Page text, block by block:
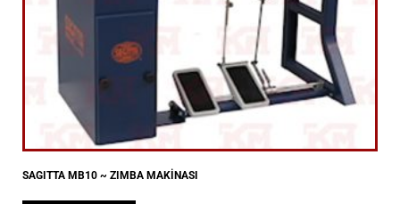
SAGITTA MB10 ~ ZIMBA MAKİNASI